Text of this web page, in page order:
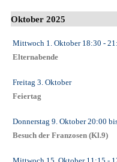
Oktober 2025
Mittwoch 1. Oktober18:30 -
Elternabende
Freitag 3. Oktober
Feiertag
Donnerstag 9. Oktober20:00
Besuch der Franzosen (Kl.9)